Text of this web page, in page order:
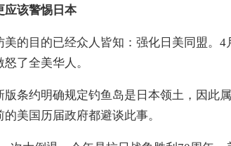
应该警惕日本
目的已经众人皆知：强化日美同盟。4
了全美华人。
约明确规定钓鱼岛是日本领土，因此属
的美国历届政府都避谈此事。